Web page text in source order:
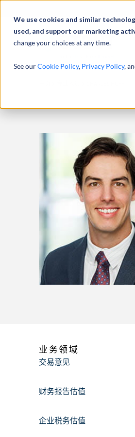
We use cookies and similar
used, and support our marketing
change your choices at any time.
See ourCookie Policy, Privacy Policy,
业务领域
交易意见
财务报告估值
企业税务估值